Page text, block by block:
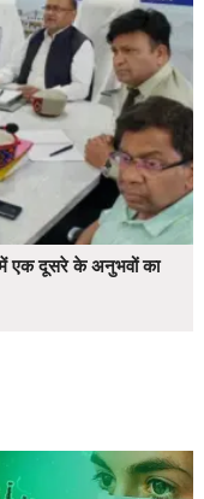
एक दूसरे के अनुभवों का